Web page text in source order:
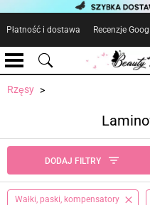
Płatność i dostawa Recenzje
Rzęsy
DODAJ FILTRY
Wałki, paski, kompensatory